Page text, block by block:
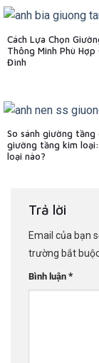
Cách Lựa Chọn
Thông Minh Phù Hợp
Đình
So sánh giường tầng
giường tầng kim
loại nào?
Trả lời
Email của bạn
trường bắt
Bình luận *